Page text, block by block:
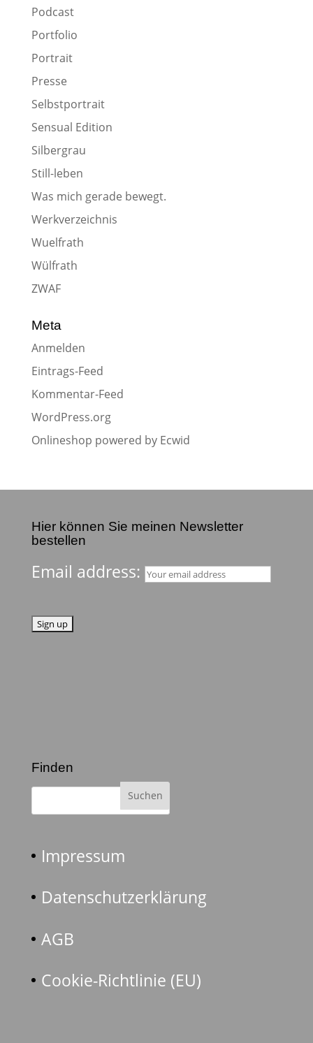
Podcast
Portfolio
Portrait
Presse
Selbstportrait
Sensual Edition
Silbergrau
Still-leben
Was mich gerade bewegt.
Werkverzeichnis
Wuelfrath
Wülfrath
ZWAF
Meta
Anmelden
Eintrags-Feed
Kommentar-Feed
WordPress.org
Onlineshop powered by Ecwid
Hier können Sie meinen Newsletter
bestellen
Email address:
Finden
Impressum
Datenschutzerklärung
AGB
Cookie-Richtlinie (EU)